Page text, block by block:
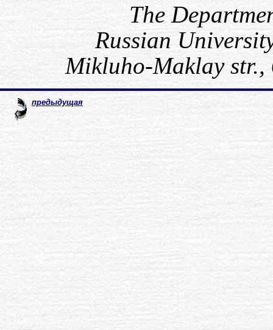
The
Russian
Mikluho-Maklay str.,
предыдущая